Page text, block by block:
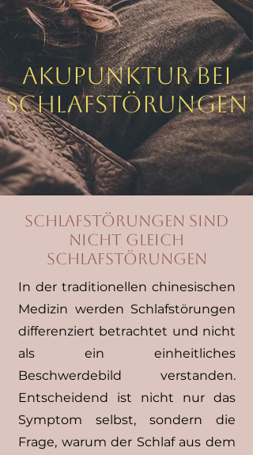
Akupunktur bei
Schlafstörungen
Schlafstörungen sind
nicht gleich
schlafstörungen
In der traditionellen chinesischen
Medizin werden Schlafstörungen
differenziert betrachtet und nicht
als ein einheitliches
Beschwerdebild verstanden.
Entscheidend ist nicht nur das
Symptom selbst, sondern die
Frage, warum der Schlaf aus dem